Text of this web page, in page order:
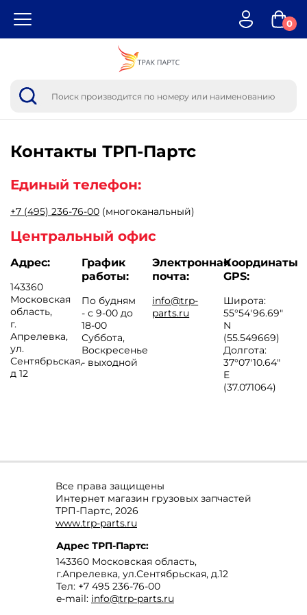
0
Контакты ТРП-Партс
Единый телефон:
+7 (495) 236-76-00 (многоканальный)
Центральный офис
Адрес:
143360
Московская
область,
г.
Апрелевка,
ул.
Сентябрьская,
д 12
График
работы:
По будням
- с 9-00 до
18-00
Суббота,
Воскресенье
- выходной
Электронная
почта:
info@trp-
parts.ru
Координаты
GPS:
Широта:
55°54'96.69"
N
(55.549669)
Долгота:
37°07′10.64″
E
(37.071064)
Все права защищены
Интернет магазин грузовых запчастей
ТРП-Партс, 2026
www.trp-parts.ru
Адрес ТРП-Партс:
143360 Московская область,
г.Апрелевка, ул.Сентябрьская, д.12
Тел: +7 495 236-76-00
e-mail: info@trp-parts.ru